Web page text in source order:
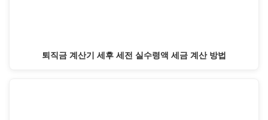
퇴직금 계산기 세후 세전 실수령액 세금 계산 방법